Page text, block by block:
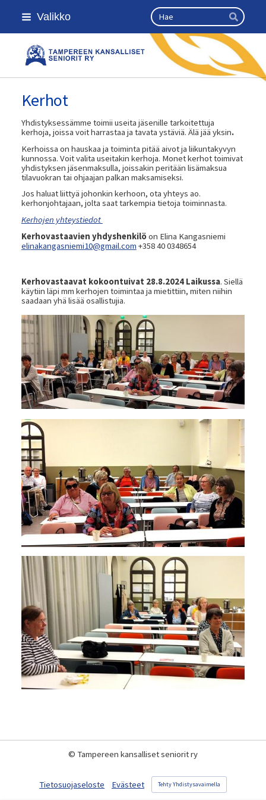
Siirry
sivun
Valikko Haku
Hae
Kansallinen senioriliitto
Kerhot
Yhdistyksessämme toimii useita jäsenille tarkoitettuja
kerhoja, joissa voit harrastaa ja tavata ystäviä. Älä jää yksin.
Kerhoissa on hauskaa ja toiminta pitää aivot ja liikuntakyvyn
kunnossa. Voit valita useitakin kerhoja. Monet kerhot toimivat
yhdistyksen jäsenmaksulla, joissakin peritään lisämaksua
tilavuokran tai ohjaajan palkan maksamiseksi.
Jos haluat liittyä johonkin kerhoon, ota yhteys ao.
kerhonjohtajaan, jolta saat tarkempia tietoja toiminnasta.
Kerhojen yhteystiedot
Kerhovastaavien yhdyshenkilöon Elina Kangasniemi
elinakangasniemi10@gmail.com +358 40 0348654
Kerhovastaavat kokoontuivat 28.8.2024 Laikussa. Siellä
käytiin läpi mm kerhojen toimintaa ja mietittiin, miten niihin
saadaan yhä lisää osallistujia.
© Tampereen kansalliset seniorit ry
Tietosuojaseloste Evästeet Tehty Yhdistysavaimella